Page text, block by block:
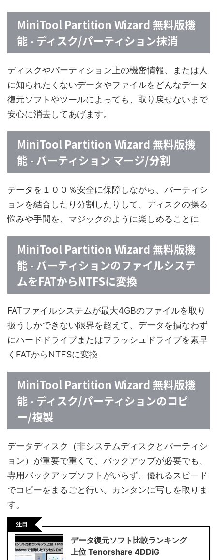
MiniTool Partition Wizard 無料版機
能 - ディスク/パーティション抹消
ディスクやパーティション上の機密情報、または人
に知られたくないデータやファイルをどんなデータ
復元ソフトやツールによっても、取り戻せないまで
安心に消去してあげます。
MiniTool Partition Wizard 無料版機
能 - パーティション マージ/分割
データを１００％安全に保障しながら、パーティシ
ョンを結合したり分割したりして、ディスクの操る
悩みや手間を、マジックのように楽しめることに
MiniTool Partition Wizard 無料版機
能 - パーティションのファイルシステ
ムをFATからNTFSに変換
FATファイルシステムが最大4GBのファイルを取り
扱うしかできない限界を超えて、データを損なわず
にハードドライブまたはフラッシュドライブを素早
くFATからNTFSに変換
MiniTool Partition Wizard 無料版機
能 - ディスク/パーティションのコピ
ー/複製
データディスク（非システムディスクとパーティシ
ョン）が重要で重くて、バックアップが必要でも、
専用バックアップソフトがいらず、優れるスピード
でコピーをまるごと行い、カンタンに写しを取りま
す。
注目
データ復元ソフト比較ランキング
上位 Tenorshare 4DDiG